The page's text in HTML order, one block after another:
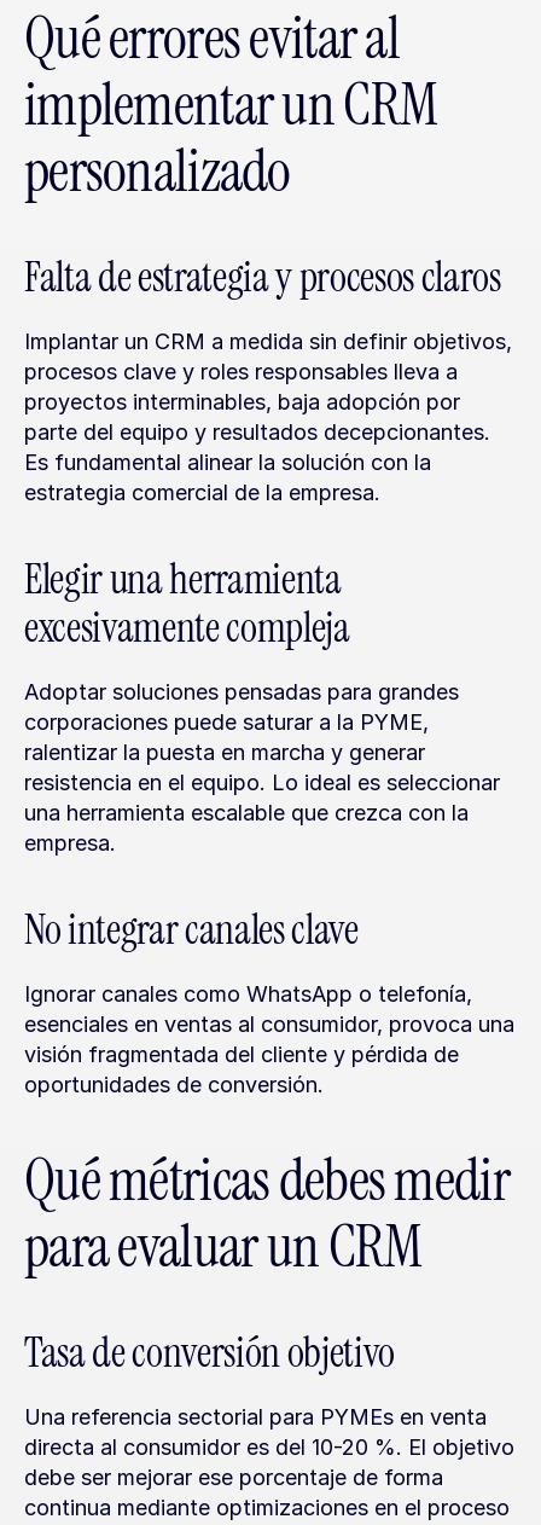
Qué errores evitar al
implementar un CRM
personalizado
Falta de estrategia y procesos claros
Implantar un CRM a medida sin definir objetivos,
procesos clave y roles responsables lleva a
proyectos interminables, baja adopción por
parte del equipo y resultados decepcionantes.
Es fundamental alinear la solución con la
estrategia comercial de la empresa.
Elegir una herramienta
excesivamente compleja
Adoptar soluciones pensadas para grandes
corporaciones puede saturar a la PYME,
ralentizar la puesta en marcha y generar
resistencia en el equipo. Lo ideal es seleccionar
una herramienta escalable que crezca con la
empresa.
No integrar canales clave
Ignorar canales como WhatsApp o telefonía,
esenciales en ventas al consumidor, provoca una
visión fragmentada del cliente y pérdida de
oportunidades de conversión.
Qué métricas debes medir
para evaluar un CRM
Tasa de conversión objetivo
Una referencia sectorial para PYMEs en venta
directa al consumidor es del 10-20 %. El objetivo
debe ser mejorar ese porcentaje de forma
continua mediante optimizaciones en el proceso